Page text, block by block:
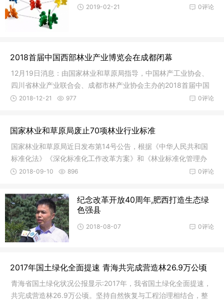
0评论
2019-02-21
2018首届中国西部林业产业博览会在成都闭幕
12月19日消息：由国家林业和草原局指导，中国林产工业协会、
四川省林业产业联合会、成都市林产业协会主办的2018首届中国
西部林业产业博览会（以下简称：2018林博会）于12月
0评论
2018-12-21 977
国家林业和草原局废止70项林业行业标准
国家林业和草原局近日发布第14号公告，根据《中华人民共和国
标准化法》《深化标准化工作改革方案》和《林业标准化管理办
法》的相关要求，决定废止《轮胎式木材装载机》等70
0评论
2018-09-10 896
纪念改革开放40周年,肥西打造生态绿
色强县
0评论
2018-08-07
2017年国土绿化全面提速 青海共完成营造林26.9万公顷
青海省国土绿化状况公报显示:2017年，我省国土绿化全面提速，
共完成营造林26.9万公顷。坚持自然恢复与工程治理相结合，整